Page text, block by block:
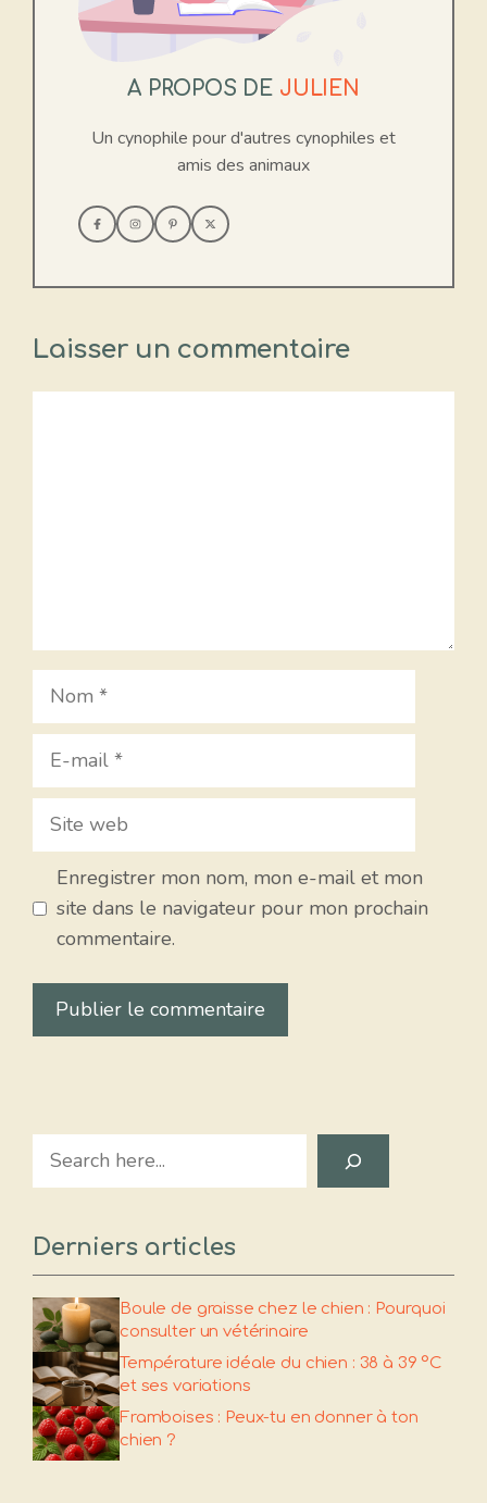
A PROPOS DE JULIEN
Un cynophile pour d'autres cynophiles et
amis des animaux
Laisser un commentaire
Nom
E-
Site
Enregistrer mon nom, mon e-mail et mon
site dans le navigateur pour mon prochain
commentaire.
Search
Derniers articles
Boule de graisse chez le chien : Pourquoi
consulter un vétérinaire
Température idéale du chien : 38 à 39 °C
et ses variations
Framboises : Peux-tu en donner à ton
chien ?